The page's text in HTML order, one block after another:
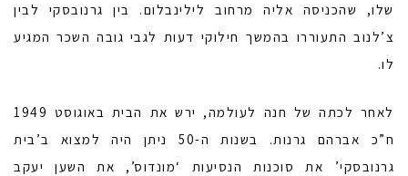
שלו, שהכניסה אליה מרחוב לילינבלום. בין גרנובסקי לבין
צ’לנוב התעוררו בהמשך חילוקי דעות לגבי גובה השכר המגיע
לו.
לאחר לכתה של חנה לעולמה, ירש את הבית באוגוסט 1949
ח”כ אברהם גרנות. בשנות ה-50 ניתן היה למצוא ב’בית
גרנובסקי’ את סוכנות הנסיעות ‘מונדוס’, את השען יעקב